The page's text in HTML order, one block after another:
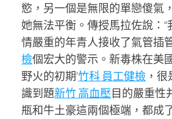
慾，另一個是無限的單戀傻氣
她無法平衡。傳授馬拉佐說：
情嚴重的年青人接收了氣管插
檢個宏大的警示。新毒株在美
野火的初期’竹科 員工健檢 ，
識到題新竹 高血壓目的嚴重性
瓶和牛土豪這兩個極端，都成